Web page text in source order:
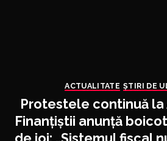
ACTUALITATE ȘTIRI DE
Protestele continuă la
Finanțiștii anunță
de joi: „Sistemul fiscal